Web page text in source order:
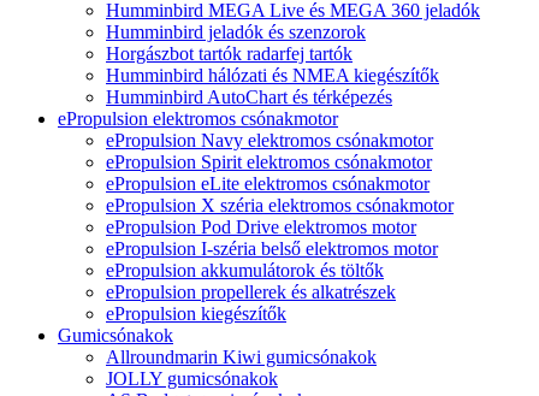
Humminbird MEGA Live és MEGA 360 jeladók
Humminbird jeladók és szenzorok
Horgászbot tartók radarfej tartók
Humminbird hálózati és NMEA kiegészítők
Humminbird AutoChart és térképezés
ePropulsion elektromos csónakmotor
ePropulsion Navy elektromos csónakmotor
ePropulsion Spirit elektromos csónakmotor
ePropulsion eLite elektromos csónakmotor
ePropulsion X széria elektromos csónakmotor
ePropulsion Pod Drive elektromos motor
ePropulsion I-széria belső elektromos motor
ePropulsion akkumulátorok és töltők
ePropulsion propellerek és alkatrészek
ePropulsion kiegészítők
Gumicsónakok
Allroundmarin Kiwi gumicsónakok
JOLLY gumicsónakok